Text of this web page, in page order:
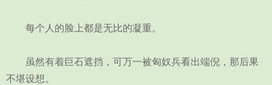
每个人的脸上都是无比的凝重。
虽然有着巨石遮挡，可万一被匈奴兵看出端倪，那后果
不堪设想。